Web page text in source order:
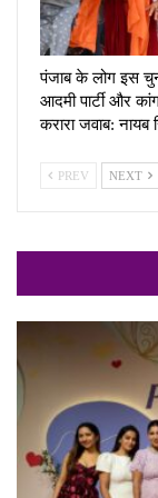
पंजाब के लोग इस
आदमी पार्टी और
करारा जवाब:
PREV NEXT